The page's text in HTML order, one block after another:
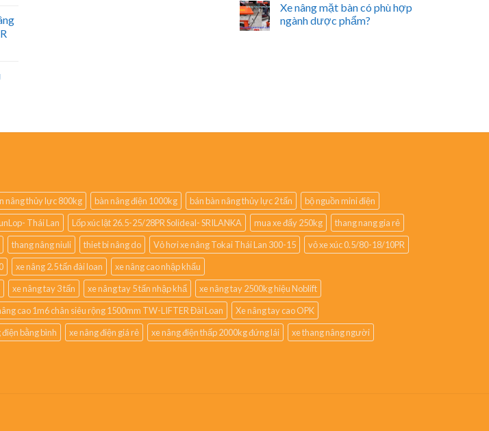
Xe nâng mặt bàn có phù hợp
ngành dược phẩm?
nâng thủy lực 800kg bàn nâng điện 1000kg bán bàn nâng thủy lực 2 tấn
bộ nguồn mini điện
Thái Lan Lốp xúc lật 26.5-25/28PR Solideal- SRILANKA mua xe đẩy 250kg
thang nang gia rẻ
thang nâng niuli thiet bi nâng do Vỏ hơi xe nâng Tokai Thái Lan 300-15
vỏ xe xúc 0.5/80-18/10PR
xe nâng 2.5 tấn đài loan
xe nâng cao nhập khẩu
xe nâng tay 3 tấn xe nâng tay 5 tấn nhập khẩ
xe nâng tay 2500kg hiệu Noblift
cao 1m6 chân siêu rộng 1500mm TW-LIFTER Đài Loan
Xe nâng tay cao OPK
điện bằng bình xe nâng điện giá rẻ xe nâng điện thấp 2000kg đứng lái
xe thang nâng người